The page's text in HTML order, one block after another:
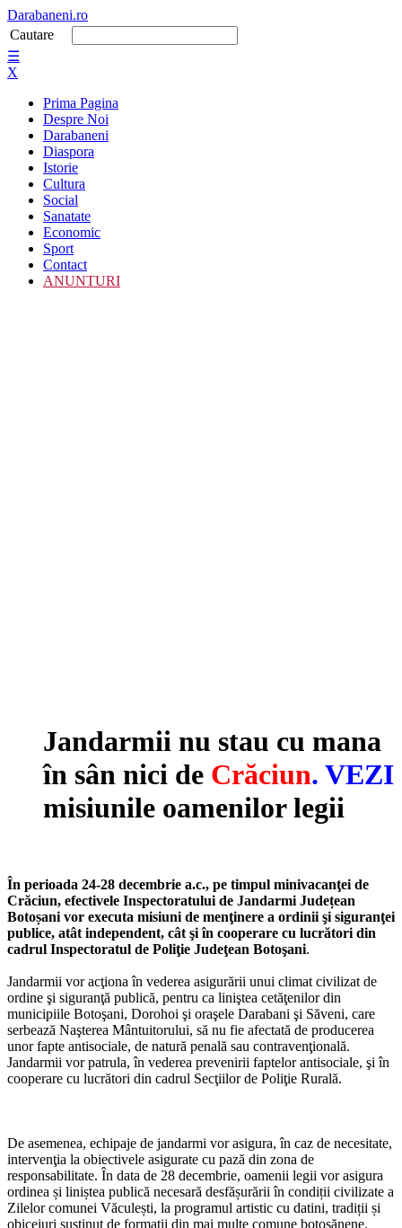
Darabaneni.ro
Cautare
☰
X
Prima Pagina
Despre Noi
Darabaneni
Diaspora
Istorie
Cultura
Social
Sanatate
Economic
Sport
Contact
ANUNTURI
Jandarmii nu stau cu mana
în sân nici de Crăciun. VEZI
misiunile oamenilor legii
În perioada 24-28 decembrie a.c., pe timpul minivacanţei de
Crăciun, efectivele Inspectoratului de Jandarmi Județean
Botoșani vor executa misiuni de menţinere a ordinii şi siguranţei
publice, atât independent, cât şi în cooperare cu lucrători din
cadrul Inspectoratul de Poliţie Judeţean Botoşani.
Jandarmii vor acţiona în vederea asigurării unui climat civilizat de
ordine şi siguranţă publică, pentru ca liniştea cetăţenilor din
municipiile Botoşani, Dorohoi şi oraşele Darabani şi Săveni, care
serbează Naşterea Mântuitorului, să nu fie afectată de producerea
unor fapte antisociale, de natură penală sau contravenţională.
Jandarmii vor patrula, în vederea prevenirii faptelor antisociale, şi în
cooperare cu lucrători din cadrul Secţiilor de Poliţie Rurală.
De asemenea, echipaje de jandarmi vor asigura, în caz de necesitate,
intervenţia la obiectivele asigurate cu pază din zona de
responsabilitate. În data de 28 decembrie, oamenii legii vor asigura
ordinea și liniștea publică necesară desfășurării în condiții civilizate a
Zilelor comunei Văculești, la programul artistic cu datini, tradiții și
obiceiuri susținut de formații din mai multe comune botoșănene.